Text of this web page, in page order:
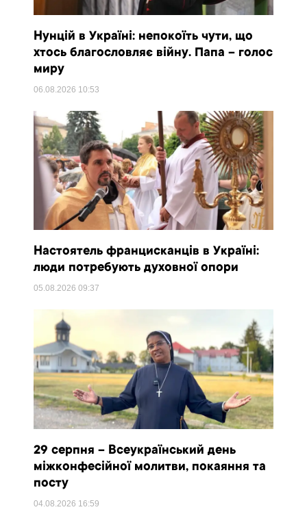
Нунцій в Україні: непокоїть чути, що
хтось благословляє війну. Папа – голос
миру
06.08.2026 10:53
Настоятель францисканців в Україні:
люди потребують духовної опори
05.08.202609:37
29 серпня – Всеукраїнський день
міжконфесійної молитви, покаяння та
посту
04.08.2026 16:59